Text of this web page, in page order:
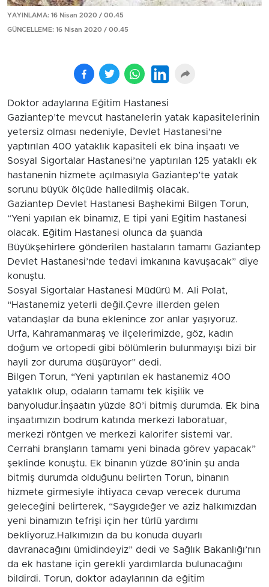
YAYINLAMA: 16 Nisan 2020 / 00.45
GÜNCELLEME: 16 Nisan 2020 / 00.45
Doktor adaylarına Eğitim Hastanesi
Gaziantep’te mevcut hastanelerin yatak kapasitelerinin
yetersiz olması nedeniyle, Devlet Hastanesi’ne
yaptırılan 400 yataklık kapasiteli ek bina inşaatı ve
Sosyal Sigortalar Hastanesi’ne yaptırılan 125 yataklı ek
hastanenin hizmete açılmasıyla Gaziantep’te yatak
sorunu büyük ölçüde halledilmiş olacak.
Gaziantep Devlet Hastanesi Başhekimi Bilgen Torun,
“Yeni yapılan ek binamız, E tipi yani Eğitim hastanesi
olacak. Eğitim Hastanesi olunca da şuanda
Büyükşehirlere gönderilen hastaların tamamı Gaziantep
Devlet Hastanesi’nde tedavi imkanına kavuşacak” diye
konuştu.
Sosyal Sigortalar Hastanesi Müdürü M. Ali Polat,
“Hastanemiz yeterli değil.Çevre illerden gelen
vatandaşlar da buna eklenince zor anlar yaşıyoruz.
Urfa, Kahramanmaraş ve ilçelerimizde, göz, kadın
doğum ve ortopedi gibi bölümlerin bulunmayışı bizi bir
hayli zor duruma düşürüyor” dedi.
Bilgen Torun, “Yeni yaptırılan ek hastanemiz 400
yataklık olup, odaların tamamı tek kişilik ve
banyoludur.İnşaatın yüzde 80’i bitmiş durumda. Ek bina
inşaatımızın bodrum katında merkezi laboratuar,
merkezi röntgen ve merkezi kalorifer sistemi var.
Cerrahi branşların tamamı yeni binada görev yapacak”
şeklinde konuştu. Ek binanın yüzde 80’inin şu anda
bitmiş durumda olduğunu belirten Torun, binanın
hizmete girmesiyle ihtiyaca cevap verecek duruma
geleceğini belirterek, “Saygıdeğer ve aziz halkımızdan
yeni binamızın tefrişi için her türlü yardımı
bekliyoruz.Halkımızın da bu konuda duyarlı
davranacağını ümidindeyiz” dedi ve Sağlık Bakanlığı’nın
da ek hastane için gerekli yardımlarda bulunacağını
bildirdi. Torun, doktor adaylarının da eğitim